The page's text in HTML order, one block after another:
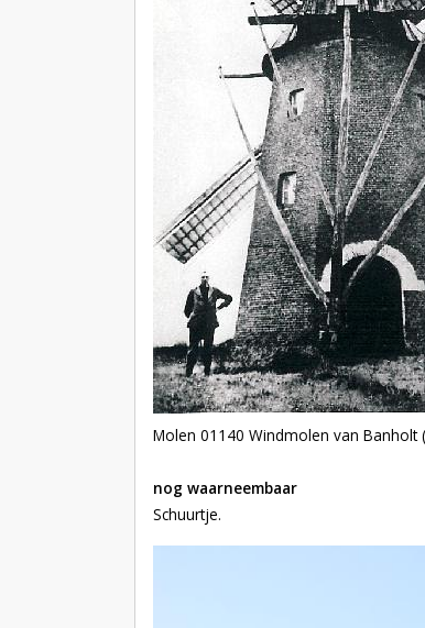
Molen 01140 Windmolen van Banholt
nog waarneembaar
Schuurtje.